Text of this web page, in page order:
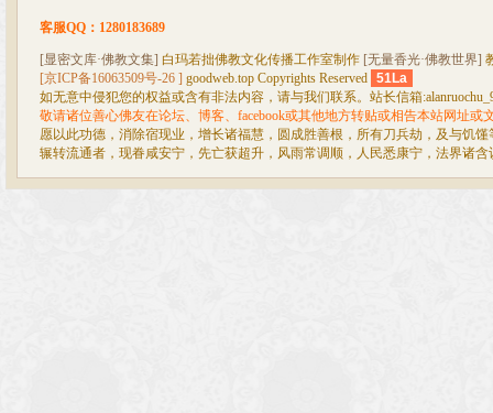
客服QQ：1280183689
[显密文库·佛教文集] 白玛若拙佛教文化传播工作室制作 [无量香光·佛教世界]
[京ICP备16063509号-26 ] goodweb.top Copyrights Reserved 51La
如无意中侵犯您的权益或含有非法内容，请与我们联系。站长信箱
敬请诸位善心佛友在论坛、博客、facebook或其他地方转贴或相告本站网址或
愿以此功德，消除宿现业，增长诸福慧，圆成胜善根，所有刀兵劫，及与饥
辗转流通者，现眷咸安宁，先亡获超升，风雨常调顺，人民悉康宁，法界诸含